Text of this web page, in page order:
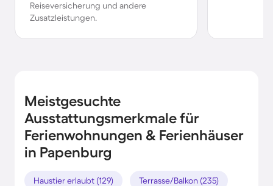
Reiseversicherung und andere
Zusatzleistungen.
Meistgesuchte
Ausstattungsmerkmale für
Ferienwohnungen & Ferienhäuser
in Papenburg
Haustier erlaubt (129) Terrasse/Balkon (235)